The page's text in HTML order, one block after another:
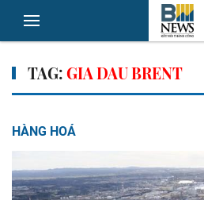
TAG:GIA DAU BRENT
HÀNG HOÁ